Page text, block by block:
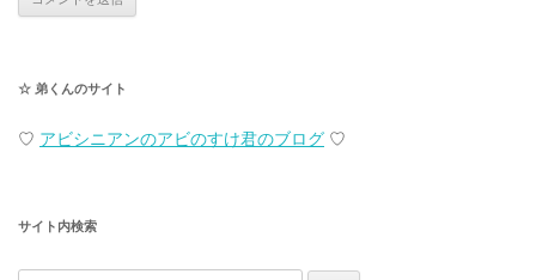
☆ 弟くんのサイト
♡ アビシニアンのアビのすけ君のブログ ♡
サイト内検索